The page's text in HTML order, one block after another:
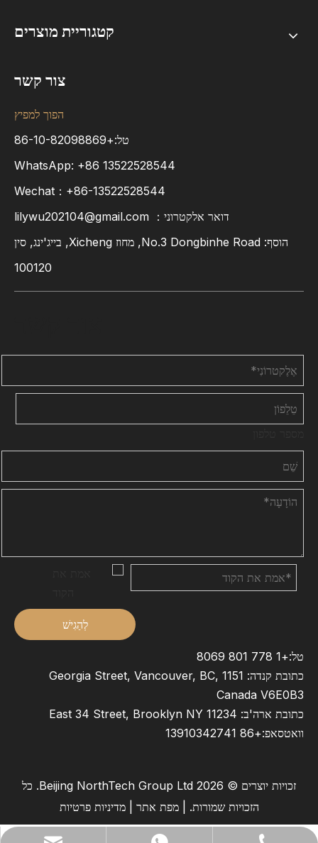
קטגוריית מוצרים
צור קשר
הפוך למפיץ
טל:+86-10-82098869
WhatsApp: +86 13522528544
Wechat：+86-13522528544
דואר אלקטרוני： lilywu202104@gmail.com
הוסף: No.3 Dongbinhe Road, מחוז Xicheng, בייג'ינג, סין
100120
לְהַגִישׁ
טל:+1 778 801 8069
כתובת קנדה: 1151 Georgia Street, Vancouver, BC,
Canada V6E0B3
כתובת ארה'ב: East 34 Street, Brooklyn NY 11234
וואטסאפ:+86 13910342741
זכויות יוצרים © 2026
Beijing NorthTech Group Ltd. כל
הזכויות שמורות. |מפת אתר |מדיניות פרטיות